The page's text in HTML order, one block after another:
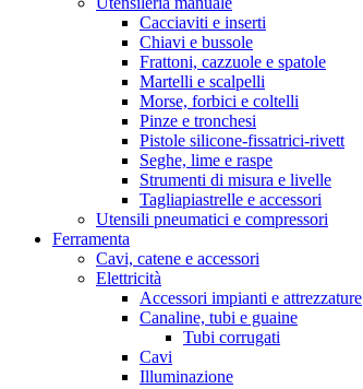
Cacciaviti e inserti
Chiavi e bussole
Frattoni, cazzuole e spatole
Martelli e scalpelli
Morse, forbici e coltelli
Pinze e tronchesi
Pistole silicone-fissatrici-rivett
Seghe, lime e raspe
Strumenti di misura e livelle
Tagliapiastrelle e accessori
Utensili pneumatici e compressori
Ferramenta
Cavi, catene e accessori
Elettricità
Accessori impianti e attrezzature
Canaline, tubi e guaine
Tubi corrugati
Cavi
Illuminazione